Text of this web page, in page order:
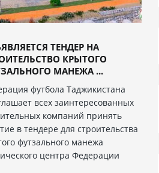
ТЕНДЕР НА
КРЫТОГО
МАНЕЖА ...
футбола Таджикистана
всех заинтересованных
компаний принять
в тендере для строительства
футзального манежа
центра Федерации